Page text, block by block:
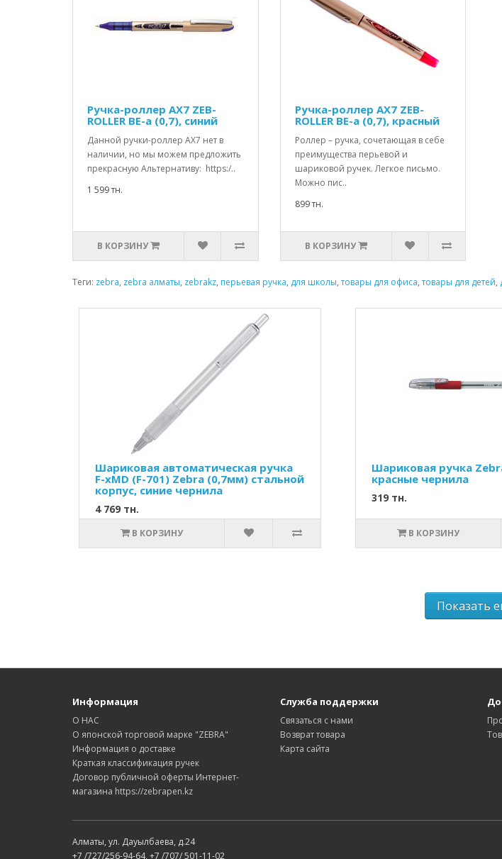
Ручка-роллер AX7 ZEB-
ROLLER BE-a (0,7), синий
Данной ручки-роллер АХ7 нет в
наличии, но мы можем предложить
прекрасную Альтернативу: https:/..
1 599 тн.
В КОРЗИНУ
Ручка-роллер AX7 ZEB-
ROLLER BE-a (0,7), красный
Роллер – ручка, сочетающая в себе
преимущества перьевой и
шариковой ручек. Легкое письмо.
Можно пис..
899 тн.
В КОРЗИНУ
Теги: zebra, zebra алматы, zebrakz, перьевая ручка, для школы,товары для офиса,товары для детей,
Шариковая автоматическая ручка
F-xMD (F-701) Zebra (0,7мм) стальной
корпус, синие чернила
4 769 тн.
В КОРЗИНУ
Шариковая ручка
красные чернила
319 тн.
В КОРЗИНУ
Показать
Информация
О НАС
О японской торговой марке "ZEBRA"
Информация о доставке
Краткая классификация ручек
Договор публичной оферты Интернет-
магазина https://zebrapen.kz
Служба поддержки
Связаться с нами
Возврат товара
Карта сайта
Алматы, ул. Дауылбаева, д.24
+7 /727/256-94-64, +7 /707/ 501-11-02